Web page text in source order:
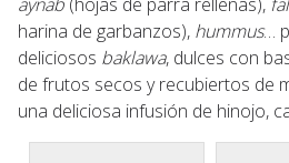
harina de garbanzos), hummus…
deliciosos baklawa, dulces con
de frutos secos y recubiertos de
una deliciosa infusión de hinojo,